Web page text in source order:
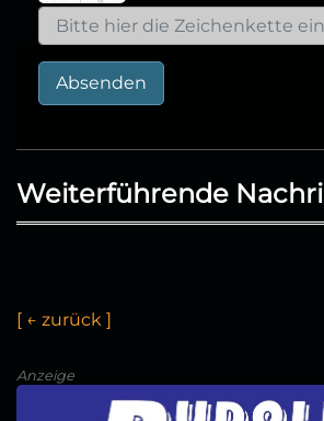
Absenden
Weiterführende
[ ← zurück ]
Anzeige